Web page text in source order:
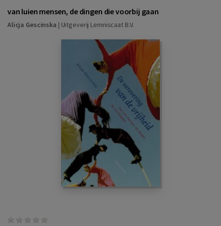
van luien mensen, de dingen die voorbij gaan
Alicja Gescinska | Uitgeverij Lemniscaat B.V.